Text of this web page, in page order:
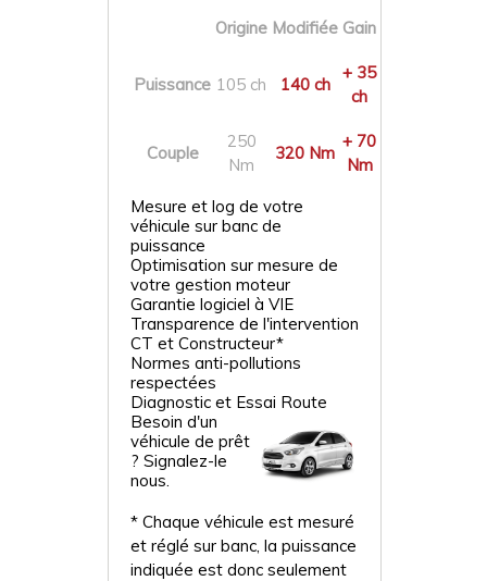
Origine Modifiée Gain
Puissance 105 ch 140 ch
+ 35
ch
Couple
250
Nm
320 Nm
+ 70
Nm
Mesure et log de votre
véhicule sur banc de
puissance
Optimisation sur mesure de
votre gestion moteur
Garantie logiciel à VIE
Transparence de l'intervention
CT et Constructeur*
Normes anti-pollutions
respectées
Diagnostic et Essai Route
Besoin d'un
véhicule de prêt
? Signalez-le
nous.
* Chaque véhicule est mesuré
et réglé sur banc, la puissance
indiquée est donc seulement